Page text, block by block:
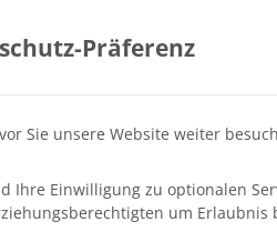
Präferenz
Sie unsere Website weiter
Ihre Einwilligung zu optionalen
um Erlaubnis